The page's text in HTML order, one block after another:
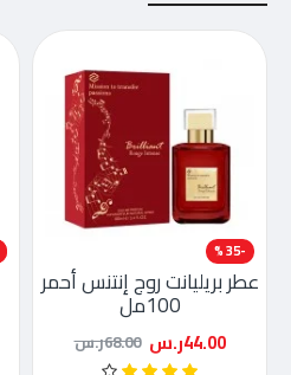
-35 %
عطر بريليانت روج إنتنس أحمر
100مل
44.00ر.س 68.00ر.س